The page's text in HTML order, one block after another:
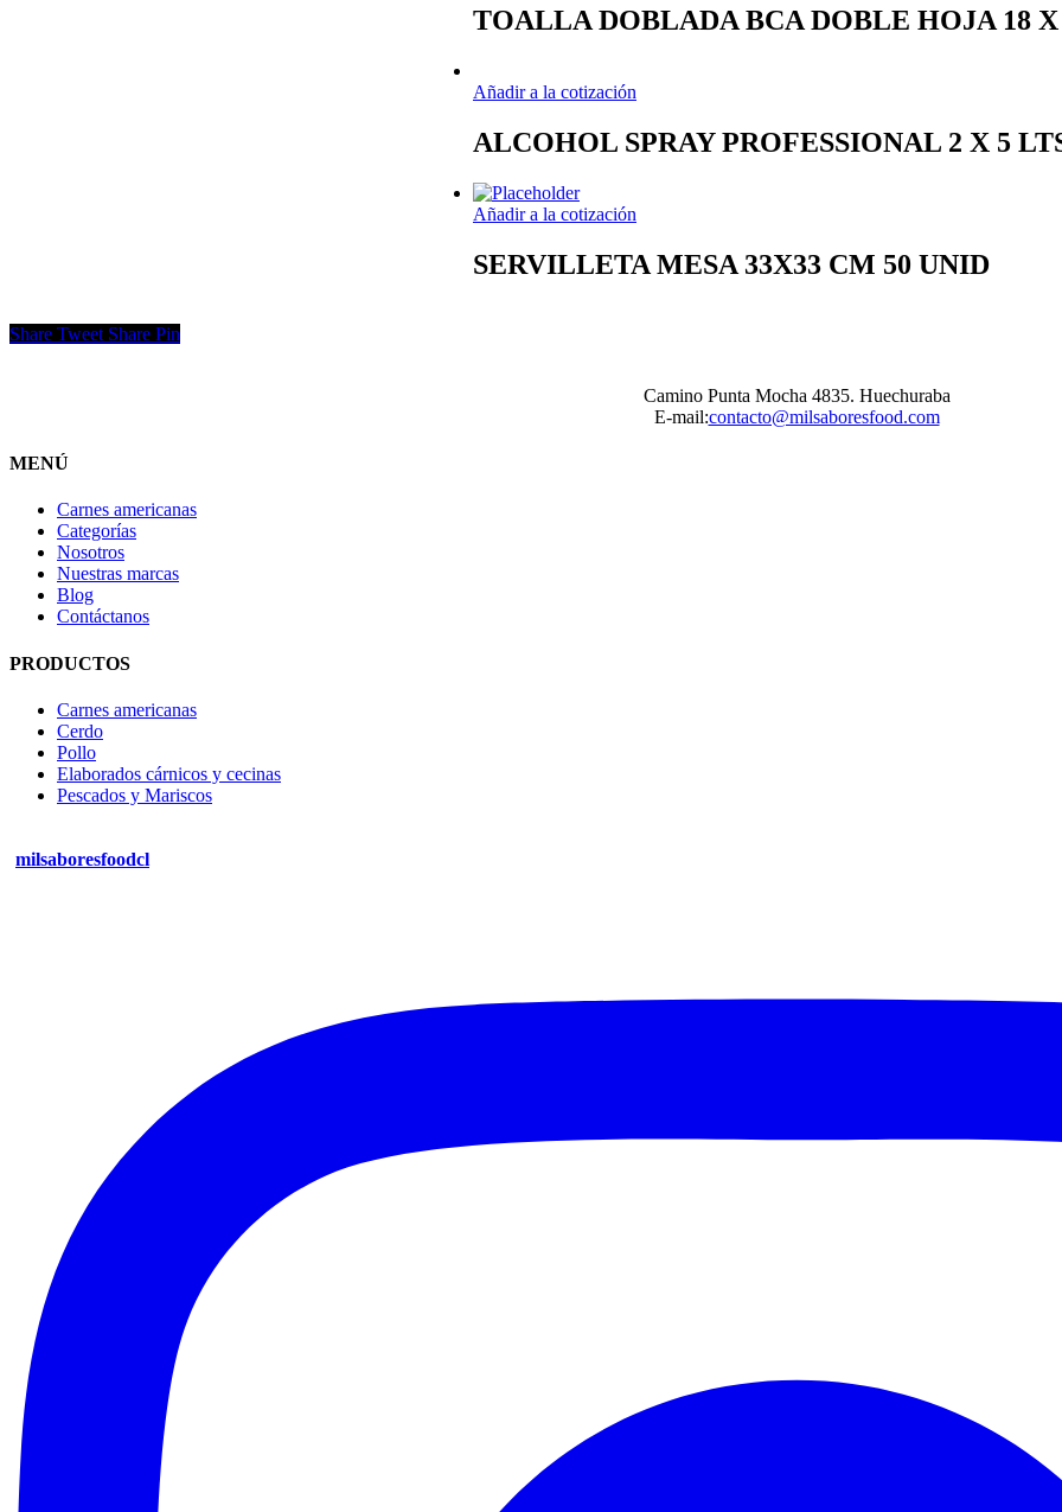
TOALLA DOBLADA BCA DOBLE HOJA 18 X
Añadir a la cotización
ALCOHOL SPRAY PROFESSIONAL 2 X 5
Añadir a la cotización
SERVILLETA MESA 33X33 CM 50 UNID
Share Tweet Share Pin
Camino Punta Mocha 4835. Huechuraba
E-mail:contacto@milsaboresfood.com
MENÚ
Carnes americanas
Categorías
Nosotros
Nuestras marcas
Blog
Contáctanos
PRODUCTOS
Carnes americanas
Cerdo
Pollo
Elaborados cárnicos y cecinas
Pescados y Mariscos
milsaboresfoodcl